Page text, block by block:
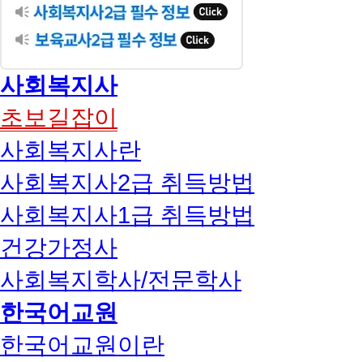
사회복지사
초보길잡이
사회복지사란
사회복지사2급 취득방법
사회복지사1급 취득방법
건강가정사
사회복지학사/전문학사
한국어교원
한국어교원이란